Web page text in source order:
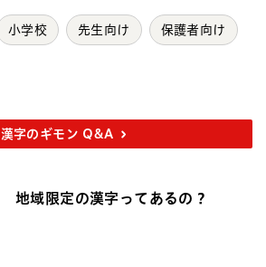
小学校 先生向け 保護者向け
漢字のギモン Q&A
地域限定の漢字ってあるの？